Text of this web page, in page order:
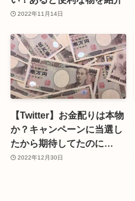
2022年11月14日
【Twitter】お金配りは本物
か？キャンペーンに当選し
たから期待してたのに…
2022年12月30日